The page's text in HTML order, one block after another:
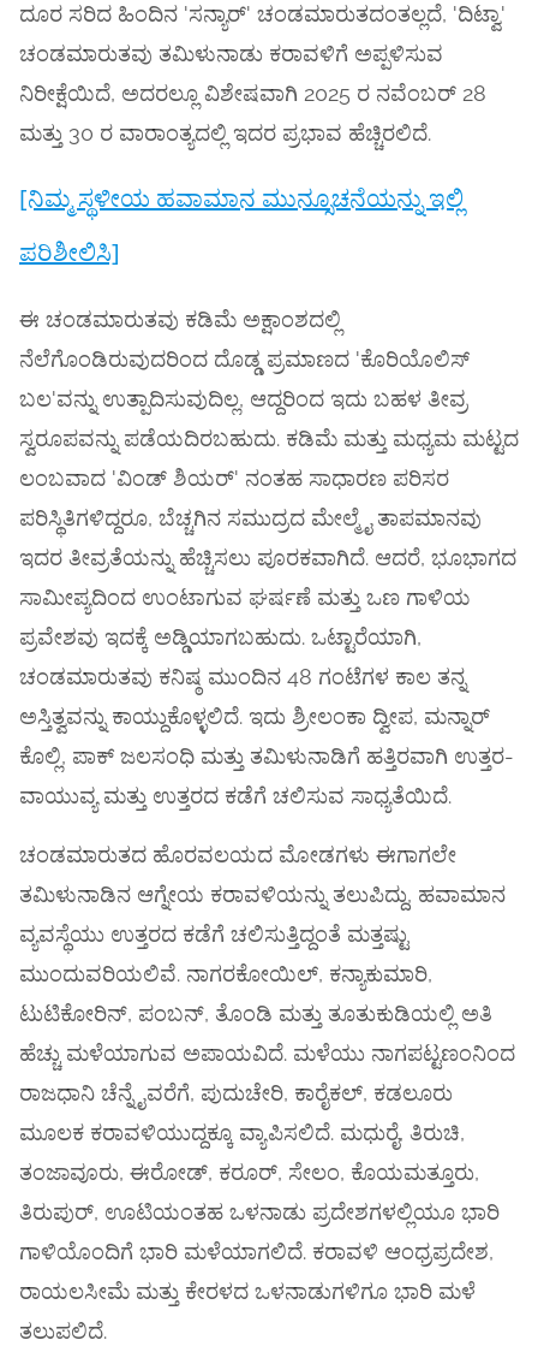
ದೂರ ಸರಿದ ಹಿಂದಿನ 'ಸನ್ಯಾರ್' ಚಂಡಮಾರುತದಂತಲ್ಲದೆ, 'ದಿಟ್ವಾ'
ಚಂಡಮಾರುತವು ತಮಿಳುನಾಡು ಕರಾವಳಿಗೆ ಅಪ್ಪಳಿಸುವ
ನಿರೀಕ್ಷೆಯಿದೆ, ಅದರಲ್ಲೂ ವಿಶೇಷವಾಗಿ 2025 ರ ನವೆಂಬರ್ 28
ಮತ್ತು 30 ರ ವಾರಾಂತ್ಯದಲ್ಲಿ ಇದರ ಪ್ರಭಾವ ಹೆಚ್ಚಿರಲಿದೆ.
[ನಿಮ್ಮ ಸ್ಥಳೀಯ ಹವಾಮಾನ ಮುನ್ಸೂಚನೆಯನ್ನು ಇಲ್ಲಿ
ಪರಿಶೀಲಿಸಿ]
ಈ ಚಂಡಮಾರುತವು ಕಡಿಮೆ ಅಕ್ಷಾಂಶದಲ್ಲಿ
ನೆಲೆಗೊಂಡಿರುವುದರಿಂದ ದೊಡ್ಡ ಪ್ರಮಾಣದ 'ಕೊರಿಯೊಲಿಸ್
ಬಲ'ವನ್ನು ಉತ್ಪಾದಿಸುವುದಿಲ್ಲ, ಆದ್ದರಿಂದ ಇದು ಬಹಳ ತೀವ್ರ
ಸ್ವರೂಪವನ್ನು ಪಡೆಯದಿರಬಹುದು. ಕಡಿಮೆ ಮತ್ತು ಮಧ್ಯಮ ಮಟ್ಟದ
ಲಂಬವಾದ 'ವಿಂಡ್ ಶಿಯರ್' ನಂತಹ ಸಾಧಾರಣ ಪರಿಸರ
ಪರಿಸ್ಥಿತಿಗಳಿದ್ದರೂ, ಬೆಚ್ಚಗಿನ ಸಮುದ್ರದ ಮೇಲ್ಮೈ ತಾಪಮಾನವು
ಇದರ ತೀವ್ರತೆಯನ್ನು ಹೆಚ್ಚಿಸಲು ಪೂರಕವಾಗಿದೆ. ಆದರೆ, ಭೂಭಾಗದ
ಸಾಮೀಪ್ಯದಿಂದ ಉಂಟಾಗುವ ಘರ್ಷಣೆ ಮತ್ತು ಒಣ ಗಾಳಿಯ
ಪ್ರವೇಶವು ಇದಕ್ಕೆ ಅಡ್ಡಿಯಾಗಬಹುದು. ಒಟ್ಟಾರೆಯಾಗಿ,
ಚಂಡಮಾರುತವು ಕನಿಷ್ಠ ಮುಂದಿನ 48 ಗಂಟೆಗಳ ಕಾಲ ತನ್ನ
ಅಸ್ತಿತ್ವವನ್ನು ಕಾಯ್ದುಕೊಳ್ಳಲಿದೆ. ಇದು ಶ್ರೀಲಂಕಾ ದ್ವೀಪ, ಮನ್ನಾರ್
ಕೊಲ್ಲಿ, ಪಾಕ್ ಜಲಸಂಧಿ ಮತ್ತು ತಮಿಳುನಾಡಿಗೆ ಹತ್ತಿರವಾಗಿ ಉತ್ತರ-
ವಾಯುವ್ಯ ಮತ್ತು ಉತ್ತರದ ಕಡೆಗೆ ಚಲಿಸುವ ಸಾಧ್ಯತೆಯಿದೆ.
ಚಂಡಮಾರುತದ ಹೊರವಲಯದ ಮೋಡಗಳು ಈಗಾಗಲೇ
ತಮಿಳುನಾಡಿನ ಆಗ್ನೇಯ ಕರಾವಳಿಯನ್ನು ತಲುಪಿದ್ದು, ಹವಾಮಾನ
ವ್ಯವಸ್ಥೆಯು ಉತ್ತರದ ಕಡೆಗೆ ಚಲಿಸುತ್ತಿದ್ದಂತೆ ಮತ್ತಷ್ಟು
ಮುಂದುವರಿಯಲಿವೆ. ನಾಗರಕೋಯಿಲ್, ಕನ್ಯಾಕುಮಾರಿ,
ಟುಟಿಕೋರಿನ್, ಪಂಬನ್, ತೊಂಡಿ ಮತ್ತು ತೂತುಕುಡಿಯಲ್ಲಿ ಅತಿ
ಹೆಚ್ಚು ಮಳೆಯಾಗುವ ಅಪಾಯವಿದೆ. ಮಳೆಯು ನಾಗಪಟ್ಟಣಂನಿಂದ
ರಾಜಧಾನಿ ಚೆನ್ನೈವರೆಗೆ, ಪುದುಚೇರಿ, ಕಾರೈಕಲ್, ಕಡಲೂರು
ಮೂಲಕ ಕರಾವಳಿಯುದ್ದಕ್ಕೂ ವ್ಯಾಪಿಸಲಿದೆ. ಮಧುರೈ, ತಿರುಚಿ,
ತಂಜಾವೂರು, ಈರೋಡ್, ಕರೂರ್, ಸೇಲಂ, ಕೊಯಮತ್ತೂರು,
ತಿರುಪುರ್, ಊಟಿಯಂತಹ ಒಳನಾಡು ಪ್ರದೇಶಗಳಲ್ಲಿಯೂ ಭಾರಿ
ಗಾಳಿಯೊಂದಿಗೆ ಭಾರಿ ಮಳೆಯಾಗಲಿದೆ. ಕರಾವಳಿ ಆಂಧ್ರಪ್ರದೇಶ,
ರಾಯಲಸೀಮೆ ಮತ್ತು ಕೇರಳದ ಒಳನಾಡುಗಳಿಗೂ ಭಾರಿ ಮಳೆ
ತಲುಪಲಿದೆ.